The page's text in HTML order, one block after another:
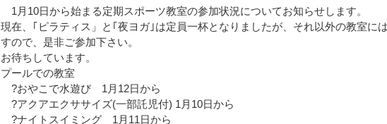
1月10日から始まる定期スポーツ教室の参加状況についてお知らせします。
現在、｢ピラティス」と｢夜ヨガ｣は定員一杯となりましたが、それ以外の教室に
すので、是非ご参加下さい。
お待ちしています。
プールでの教室
?おやこで水遊び 1月12日から
?アクアエクササイズ(一部託児付) 1月10日から
?ナイトスイミング 1月11日から